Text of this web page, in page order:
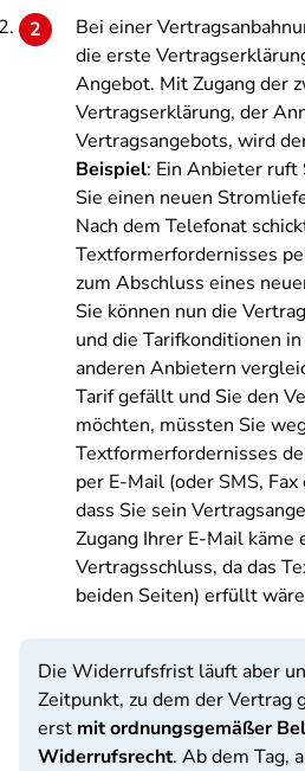
Bei einer
die erste
Angebot. Mit Zugang der
Vertragserklärung, der
Vertragsangebots, wird
Beispiel: Ein Anbieter ruft
Sie einen neuen
Nach dem Telefonat
Textformerfordernisses
zum Abschluss eines
Sie können nun die
und die Tarifkonditionen
anderen Anbietern
Tarif gefällt und Sie den
möchten, müssten Sie
Textformerfordernisses
per E-Mail (oder SMS,
dass Sie sein
Zugang Ihrer E-Mail käme
Vertragsschluss, da das
beiden Seiten) erfüllt
Die Widerrufsfrist läuft aber
Zeitpunkt, zu dem der Vertrag
erst mit ordnungsgemäßer
Widerrufsrecht. Ab dem Tag,